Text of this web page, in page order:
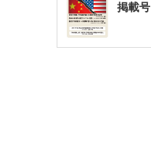
掲載号